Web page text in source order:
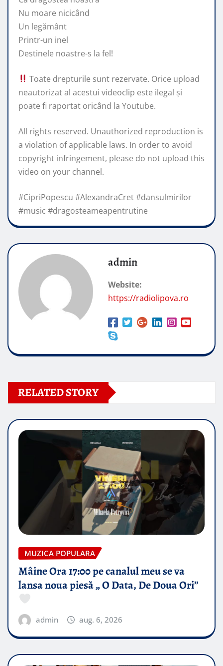
Nu moare nicicând
Un legământ
Printr-un inel
Destinele noastre-s la fel!
Toate drepturile sunt rezervate. Orice upload
neautorizat al acestui videoclip este ilegal şi
poate fi raportat oricând la Youtube.
All rights reserved. Unauthorized reproduction is
a violation of applicable laws. In order to avoid
copyright infringement, please do not upload this
video on your channel.
#CipriPopescu #AlexandraCret #dansulmirilor
#music #dragosteameapentrutine
admin
Website:
https://radiolipova.ro
RELATED STORY
MUZICA POPULARA
Mâine Ora 17:00 pe canalul meu se va
lansa noua piesă „ O Data, De Doua Ori”
admin aug. 6, 2026